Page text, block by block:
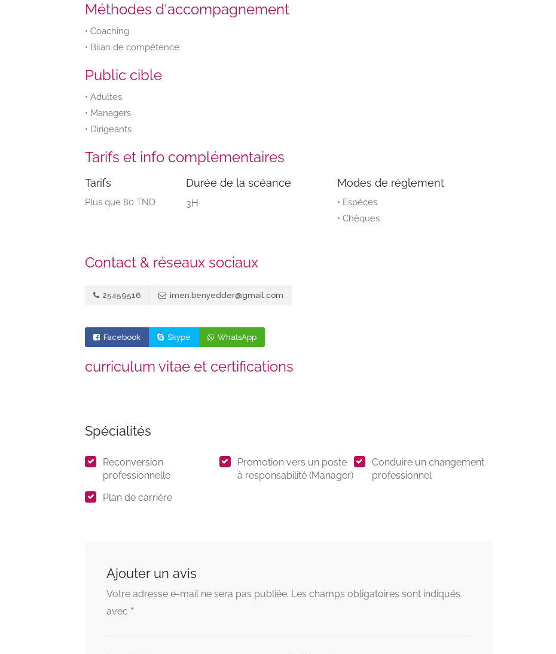
Méthodes d'accompagnement
• Coaching
• Bilan de compétence
Public cible
• Adultes
• Managers
• Dirigeants
Tarifs et info complémentaires
Tarifs
Plus que 80 TND
Durée de la scéance
3H
Modes de réglement
• Espèces
• Chèques
Contact & réseaux sociaux
25459516 imen.benyedder@gmail.com
Facebook Skype WhatsApp
curriculum vitae et certifications
Spécialités
Reconversion
professionnelle
Promotion vers un poste
à responsabilité (Manager)
Conduire un changement
professionnel
Plan de carrière
Ajouter un avis
Votre adresse e-mail ne sera pas publiée. Les champs obligatoires sont indiqués
avec *